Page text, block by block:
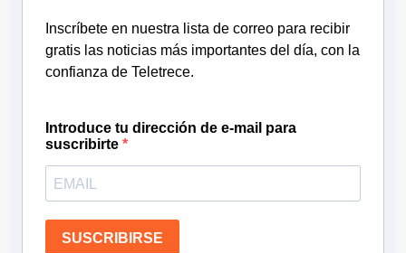
Inscríbete en nuestra lista de correo para recibir
gratis las noticias más importantes del día, con la
confianza de Teletrece.
Introduce tu dirección de e-mail para
suscribirte
SUSCRIBIRSE